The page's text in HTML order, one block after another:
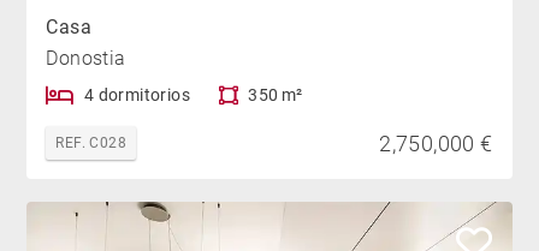
Casa
Donostia
4 dormitorios 350 m²
REF. C028 2,750,000 €